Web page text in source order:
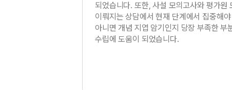
되었습니다. 또한, 사설 모의고사와 평가원
이뤄지는 상담에서 현재 단계에서 집중해
아니면 개념 지엽 암기인지 당장 부족한 부
수립에 도움이 되었습니다.